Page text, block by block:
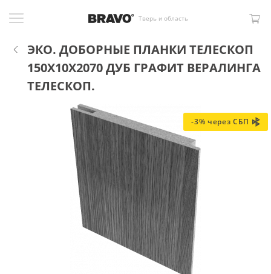
Тверь и область
ЭКО. ДОБОРНЫЕ ПЛАНКИ ТЕЛЕСКОП
150X10X2070 ДУБ ГРАФИТ ВЕРАЛИНГА
ТЕЛЕСКОП.
-3% через СБП